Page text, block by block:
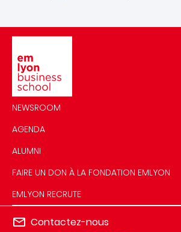
NEWSROOM
AGENDA
ALUMNI
FAIRE UN DON À LA FONDATION EMLYON
EMLYON RECRUTE
Contactez-nous